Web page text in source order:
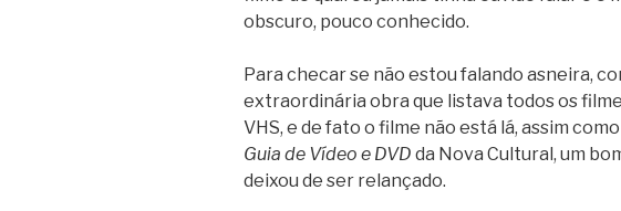
obscuro, pouco conhecido.
Para checar se não estou falando asneira,
extraordinária obra que listava todos os
VHS, e de fato o filme não está lá, assim
Guia de Vídeo e DVD da Nova Cultural, um
deixou de ser relançado.